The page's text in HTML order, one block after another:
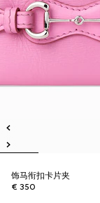
饰马衔扣卡片夹
€ 350